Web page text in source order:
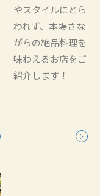
やスタイルにとら
われず、本場さな
がらの絶品料理を
味わえるお店をご
紹介します！